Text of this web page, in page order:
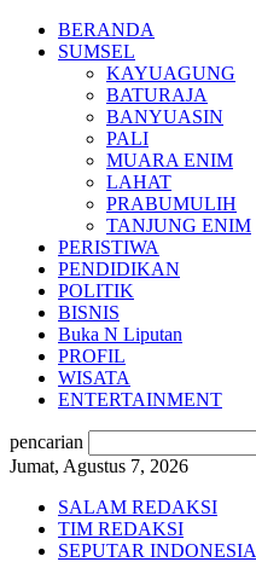
BERANDA
SUMSEL
KAYUAGUNG
BATURAJA
BANYUASIN
PALI
MUARA ENIM
LAHAT
PRABUMULIH
TANJUNG ENIM
PERISTIWA
PENDIDIKAN
POLITIK
BISNIS
Buka N Liputan
PROFIL
WISATA
ENTERTAINMENT
pencarian
Jumat, Agustus 7, 2026
SALAM REDAKSI
TIM REDAKSI
SEPUTAR INDONESIA